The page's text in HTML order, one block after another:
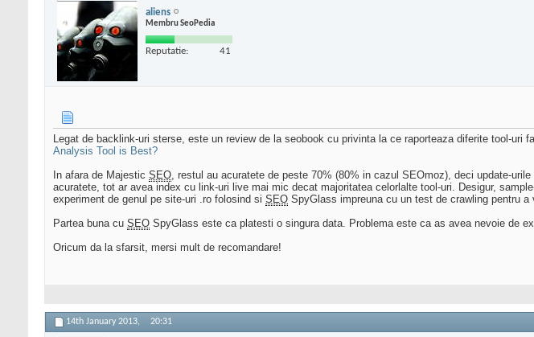
aliens
Membru SeoPedia
Reputatie: 41
Legat de backlink-uri sterse, este un review de la seobook cu privinta la ce raporteaza diferite tool-uri
Analysis Tool is Best?
In afara de Majestic SEO, restul au acuratete de peste 70% (80% in cazul SEOmoz), deci update-
acuratete, tot ar avea index cu link-uri live mai mic decat majoritatea celorlalte tool-uri. Desigur,
experiment de genul pe site-uri .ro folosind si SEO SpyGlass impreuna cu un test de crawling pentru
Partea buna cu SEO SpyGlass este ca platesti o singura data. Problema este ca as avea nevoie de
Oricum da la sfarsit, mersi mult de recomandare!
14th January 2013, 20:31